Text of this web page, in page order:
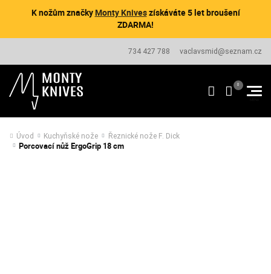
K nožům značkyMonty Kniveszískáváte 5 let broušení
ZDARMA!
734 427 788 vaclavsmid@seznam.cz
Úvod Kuchyňské nože Řeznické nože F. Dick
Porcovací nůž ErgoGrip 18 cm